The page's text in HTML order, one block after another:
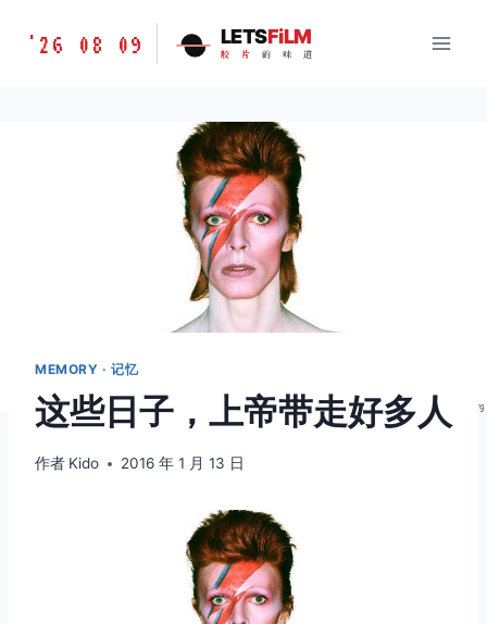
胶
'26 08 09 LETSFiLM
胶 片 的 味 道
MEMORY · 记忆
这些日子，上帝带走好多人
作者 Kido 2016 年 1 月 13 日